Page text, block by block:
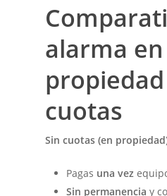
alarma en
cuotas
Sin cuotas (en
Pagas una vez
Sin permanencia y